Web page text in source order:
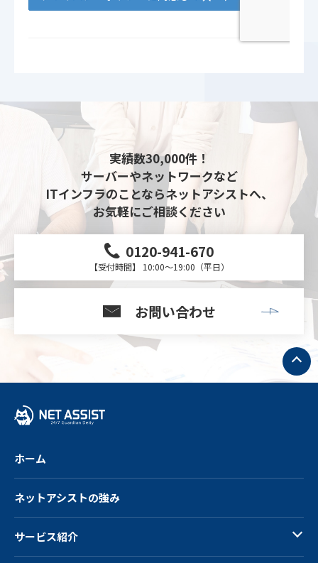
実績数30,000件！
サーバーやネットワークなど
ITインフラのことならネットアシストへ、
お気軽にご相談ください
0120-941-670
【受付時間】 10:00～19:00（平日）
お問い合わせ
ト
ッ
プ
へ
ホーム
ネットアシストの強み
サービス紹介